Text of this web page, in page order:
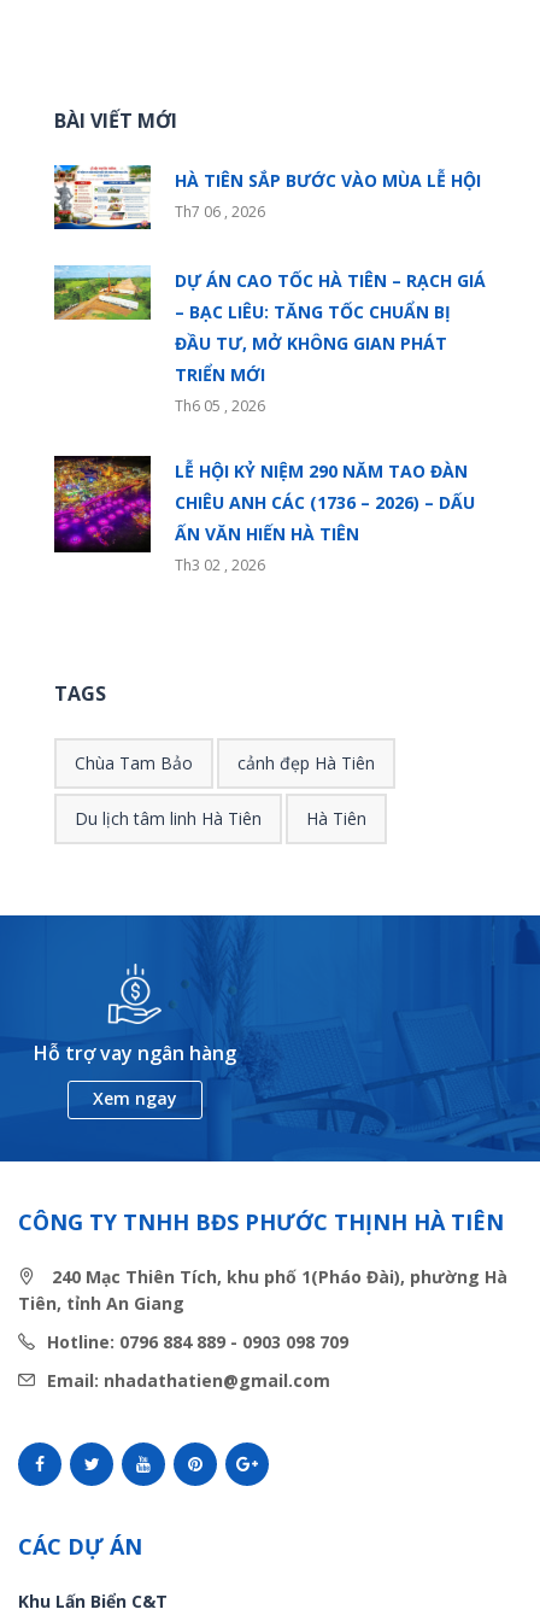
BÀI VIẾT MỚI
HÀ TIÊN SẮP BƯỚC VÀO MÙA LỄ HỘI
Th7 06 , 2026
DỰ ÁN CAO TỐC HÀ TIÊN – RẠCH GIÁ
– BẠC LIÊU: TĂNG TỐC CHUẨN BỊ
ĐẦU TƯ, MỞ KHÔNG GIAN PHÁT
TRIỂN MỚI
Th6 05 , 2026
LỄ HỘI KỶ NIỆM 290 NĂM TAO ĐÀN
CHIÊU ANH CÁC (1736 – 2026) – DẤU
ẤN VĂN HIẾN HÀ TIÊN
Th3 02 , 2026
TAGS
Chùa Tam Bảo cảnh đẹp Hà Tiên
Du lịch tâm linh Hà Tiên Hà Tiên
Hỗ trợ vay ngân hàng
Xem ngay
CÔNG TY TNHH BĐS PHƯỚC THỊNH HÀ TIÊN
240 Mạc Thiên Tích, khu phố 1(Pháo Đài), phường Hà
Tiên, tỉnh An Giang
Hotline: 0796 884 889 - 0903 098 709
Email: nhadathatien@gmail.com
CÁC DỰ ÁN
Khu Lấn Biển C&T